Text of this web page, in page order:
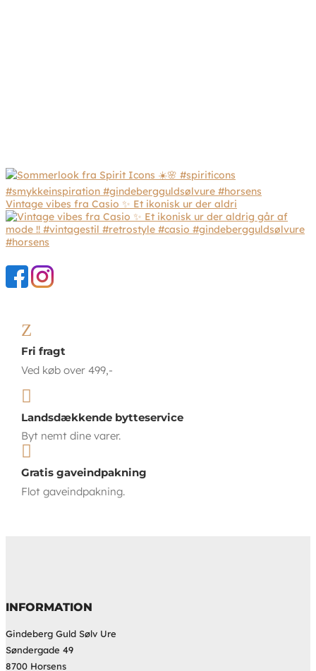
Vintage vibes fra Casio ✨ Et ikonisk ur der aldri
Z
Fri fragt
Ved køb over 499,-

Landsdækkende bytteservice
Byt nemt dine varer.

Gratis gaveindpakning
Flot gaveindpakning.
INFORMATION
Gindeberg Guld Sølv Ure
Søndergade 49
8700 Horsens